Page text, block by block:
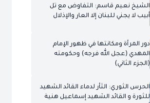
الشيخ نعيم قاسم: التفاوض مع تل
أبيب لا يجني للبنان إلا العار والإذلال
دور المرأة ومكانتها في ظهور الإمام
المهدي (عجل الله فرجه) وحكومته
(الجزء الثاني)
الحرس الثوري: الثأر لدماء القائد الشهيد
للثورة و القائد الشهيد إسماعيل هنية